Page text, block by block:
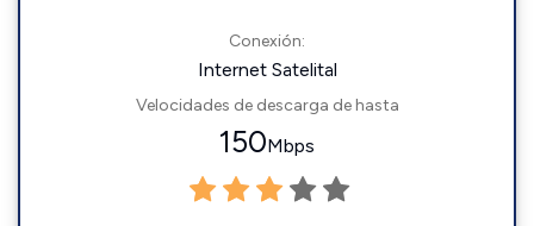
Conexión:
Internet Satelital
Velocidades de descarga de hasta
150Mbps